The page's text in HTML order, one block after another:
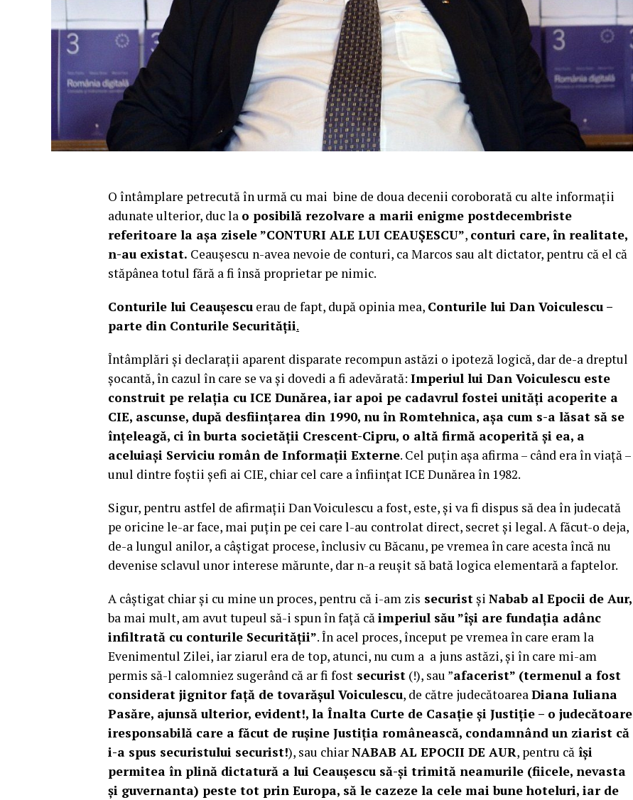
O întâmplare petrecută în urmă cu mai bine de doua decenii coroborată cu alte informații
adunate ulterior, duc la o posibilă rezolvare a marii enigme postdecembriste
referitoare la așa zisele ”CONTURI ALE LUI CEAUȘESCU”, conturi care, în realitate,
n-au existat. Ceaușescu n-avea nevoie de conturi, ca Marcos sau alt dictator, pentru că el că
stăpânea totul fără a fi însă proprietar pe nimic.
Conturile lui Ceaușescu erau de fapt, după opinia mea, Conturile lui Dan Voiculescu –
parte din Conturile Securității.
Întâmplări și declarații aparent disparate recompun astăzi o ipoteză logică, dar de-a dreptul
șocantă, în cazul în care se va și dovedi a fi adevărată: Imperiul lui Dan Voiculescu este
construit pe relația cu ICE Dunărea, iar apoi pe cadavrul fostei unități acoperite a
CIE, ascunse, după desființarea din 1990, nu în Romtehnica, așa cum s-a lăsat să se
înțeleagă, ci în burta societății Crescent-Cipru, o altă firmă acoperită și ea, a
aceluiași Serviciu român de Informații Externe. Cel puțin așa afirma – când era în viață –
unul dintre foștii șefi ai CIE, chiar cel care a înființat ICE Dunărea în 1982.
Sigur, pentru astfel de afirmații Dan Voiculescu a fost, este, și va fi dispus să dea în judecată
pe oricine le-ar face, mai puțin pe cei care l-au controlat direct, secret și legal. A făcut-o deja,
de-a lungul anilor, a câștigat procese, înclusiv cu Băcanu, pe vremea în care acesta încă nu
devenise sclavul unor interese mărunte, dar n-a reușit să bată logica elementară a faptelor.
A câștigat chiar și cu mine un proces, pentru că i-am zis securistși Nabab al Epocii de Aur,
ba mai mult, am avut tupeul să-i spun în față căimperiul său ”își are fundația adânc
infiltrată cu conturile Securității”. În acel proces, început pe vremea în care eram la
Evenimentul Zilei, iar ziarul era de top, atunci, nu cum a a juns astăzi, și în care mi-am
permis să-l calomniez sugerând că ar fi fost securist (!), sau ”afacerist” (termenul a fost
considerat jignitor față de tovarășul Voiculescu, de către judecătoareaDiana Iuliana
Pasăre, ajunsă ulterior, evident!, la Înalta Curte de Casație și Justiție – o judecătoare
iresponsabilă care a făcut de rușine Justiția românească, condamnând un ziarist că
i-a spus securistului securist!), sau chiarNABAB AL EPOCII DE AUR, pentru că își
permitea în plină dictatură a lui Ceaușescu să-și trimită neamurile (fiicele, nevasta
și guvernanta) peste tot prin Europa, să le cazeze la cele mai bune hoteluri, iar de